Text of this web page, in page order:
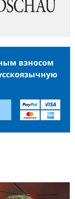
взносом